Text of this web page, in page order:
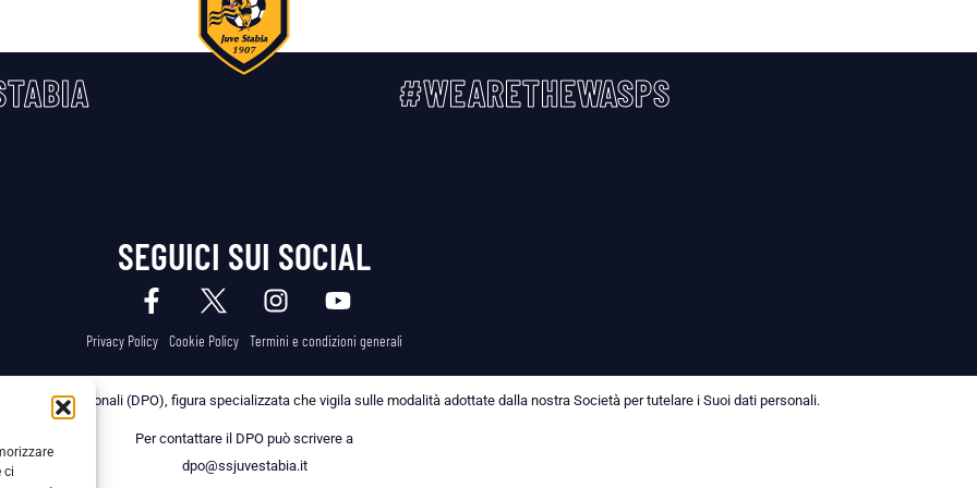
ci
#WEARETHEWASPS
SEGUICI SUI SOCIAL
Privacy Policy Cookie Policy Termini e condizioni generali
dei Dati Personali (DPO), figura specializzata che vigila sulle modalità adottate dalla nostra Società per tutelare i Suoi dati personali.
Per contattare il DPO può scrivere a
dpo@ssjuvestabia.it